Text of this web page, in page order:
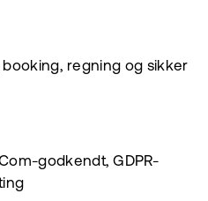
booking, regning og sikker
godkendt, GDPR-